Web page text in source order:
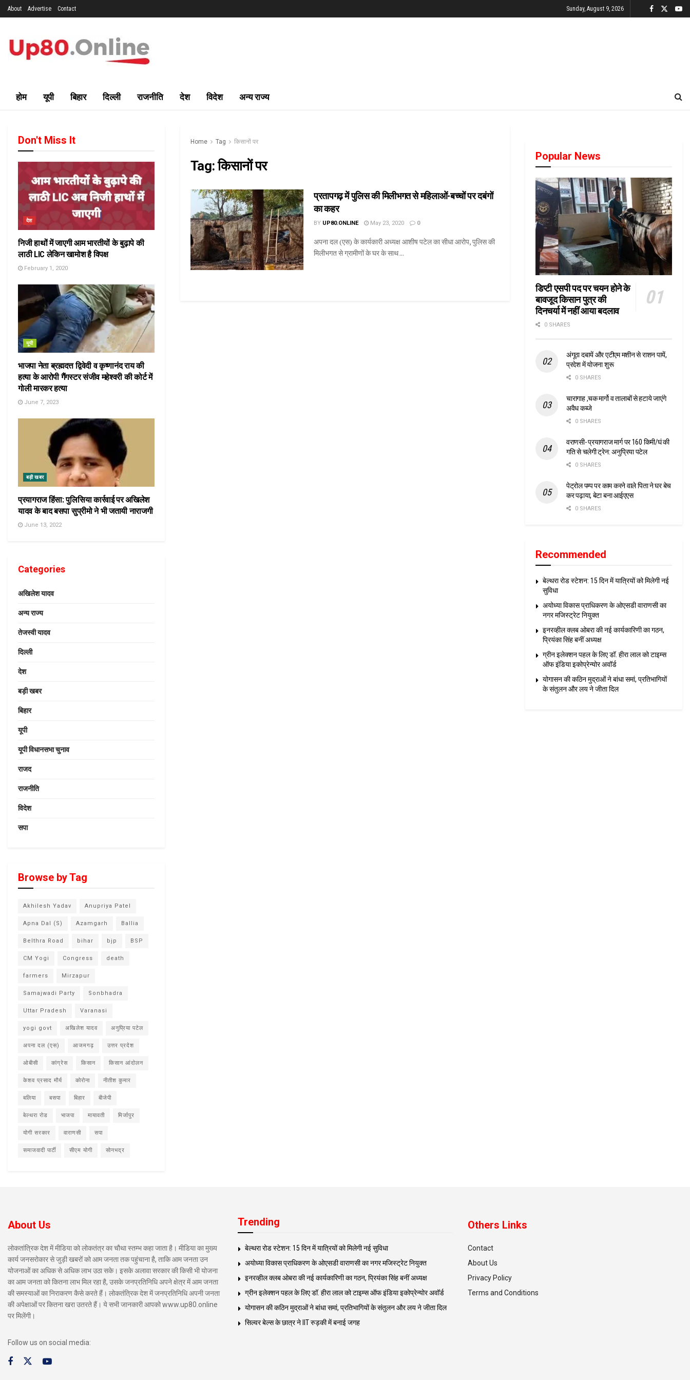
About Advertise Contact Sunday, August 9, 2026
होम यूपी बिहार दिल्ली राजनीति देश विदेश अन्य राज्य
Home Tag किसानों पर
Tag:किसानों पर
प्रतापगढ़ में पुलिस की मिलीभगत से महिलाओं-बच्चों पर दबंगों
का कहर
BY UP80.ONLINE May 23, 2020 0
अपना दल (एस) के कार्यकारी अध्यक्ष आशीष पटेल का सीधा आरोप, पुलिस की
मिलीभगत से ग्रामीणों के घर के साथ ...
Don't Miss It
देश
निजी हाथों में जाएगी आम भारतीयों के बुढ़ापे की
लाठी LIC लेकिन खामोश है विपक्ष
February 1, 2020
यूपी
भाजपा नेता ब्रह्मदत्त द्विवेदी व कृष्णानंद राय की
हत्या के आरोपी गैंगस्टर संजीव महेश्वरी की कोर्ट में
गोली मारकर हत्या
June 7, 2023
बड़ी खबर
प्रयागराज हिंसा: पुलिसिया कार्रवाई पर अखिलेश
यादव के बाद बसपा सुप्रीमो ने भी जतायी नाराजगी
June 13, 2022
Categories
अखिलेश यादव
अन्य राज्य
तेजस्वी यादव
दिल्ली
देश
बड़ी खबर
बिहार
यूपी
यूपी विधानसभा चुनाव
राजद
राजनीति
विदेश
सपा
Browse by Tag
Akhilesh Yadav Anupriya Patel
Apna Dal (S) Azamgarh Ballia
Belthra Road bihar bjp BSP
CM Yogi Congress death
farmers Mirzapur
Samajwadi Party Sonbhadra
Uttar Pradesh Varanasi
yogi govt अखिलेश यादव अनुप्रिया पटेल
अपना दल (एस) आजमगढ़ उत्तर प्रदेश
ओबीसी कांग्रेस किसान किसान आंदोलन
केशव प्रसाद मौर्य कोरोना नीतीश कुमार
बलिया बसपा बिहार बीजेपी
बेल्थरा रोड भाजपा मायावती मिर्जापुर
योगी सरकार वाराणसी सपा
समाजवादी पार्टी सीएम योगी सोनभद्र
Popular News
डिप्टी एसपी पद पर चयन होने के
बावजूद किसान पुत्र की
दिनचर्या में नहीं आया बदलाव
0 SHARES
अंगूठा दबायें और एटीएम मशीन से राशन पायें,
प्रदेश में योजना शुरू
0 SHARES
चारागाह ,चक मार्गो व तालाबों से हटाये जाएंगे
अवैध कब्जे
0 SHARES
वराणसी- प्रयागराज मार्ग पर 160 किमी/घं की
गति से चलेगी ट्रेन: अनुप्रिया पटेल
0 SHARES
पेट्रोल पम्प पर काम करने वाले पिता ने घर बेच
कर पढ़ाया, बेटा बना आईएएस
0 SHARES
Recommended
बेल्थरा रोड स्टेशन: 15 दिन में यात्रियों को मिलेगी नई
सुविधा
अयोध्या विकास प्राधिकरण के ओएसडी वाराणसी का
नगर मजिस्ट्रेट नियुक्त
इनरव्हील क्लब ओबरा की नई कार्यकारिणी का गठन,
प्रियंका सिंह बनीं अध्यक्ष
ग्रीन इलेक्शन पहल के लिए डॉ. हीरा लाल को टाइम्स
ऑफ इंडिया इकोप्रेन्योर अवॉर्ड
योगासन की कठिन मुद्राओं ने बांधा समां, प्रतिभागियों
के संतुलन और लय ने जीता दिल
About Us
लोकतांत्रिक देश में मीडिया को लोकतंत्र का चौथा स्तम्भ कहा जाता है। मीडिया का मुख्य
कार्य जनसरोकार से जुड़ी खबरों को आम जनता तक पहुंचाना है, ताकि आम जनता उन
योजनाओं का अधिक से अधिक लाभ उठा सके। इसके अलावा सरकार की किसी भी योजना
का आम जनता को कितना लाभ मिल रहा है, उसके जनप्रतिनिधि अपने क्षेत्र में आम जनता
की समस्याओं का निराकरण कैसे करते हैं। लोकतंत्रिक देश में जनप्रतिनिधि अपनी जनता
की अपेक्षाओं पर कितना खरा उतरते हैं। ये सभी जानकारी आपको www.up80.online
पर मिलेंगी।
Follow us on social media:
Trending
बेल्थरा रोड स्टेशन: 15 दिन में यात्रियों को मिलेगी नई सुविधा
अयोध्या विकास प्राधिकरण के ओएसडी वाराणसी का नगर मजिस्ट्रेट नियुक्त
इनरव्हील क्लब ओबरा की नई कार्यकारिणी का गठन, प्रियंका सिंह बनीं अध्यक्ष
ग्रीन इलेक्शन पहल के लिए डॉ. हीरा लाल को टाइम्स ऑफ इंडिया इकोप्रेन्योर अवॉर्ड
योगासन की कठिन मुद्राओं ने बांधा समां, प्रतिभागियों के संतुलन और लय ने जीता दिल
सिल्वर बेल्स के छात्र ने IIT रुड़की में बनाई जगह
Others Links
Contact
About Us
Privacy Policy
Terms and Conditions